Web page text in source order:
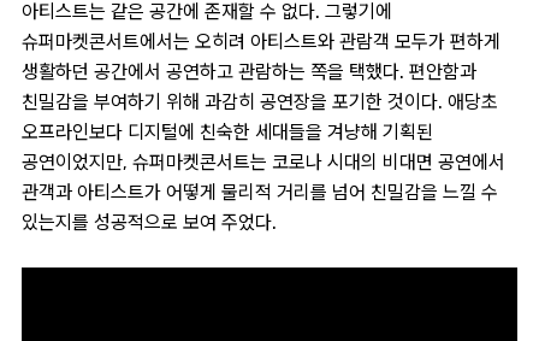
아티스트는 같은 공간에 존재할 수 없다. 그렇기에
슈퍼마켓콘서트에서는 오히려 아티스트와 관람객 모두가 편하게
생활하던 공간에서 공연하고 관람하는 쪽을 택했다. 편안함과
친밀감을 부여하기 위해 과감히 공연장을 포기한 것이다. 애당초
오프라인보다 디지털에 친숙한 세대들을 겨냥해 기획된
공연이었지만, 슈퍼마켓콘서트는 코로나 시대의 비대면 공연에서
관객과 아티스트가 어떻게 물리적 거리를 넘어 친밀감을 느낄 수
있는지를 성공적으로 보여 주었다.